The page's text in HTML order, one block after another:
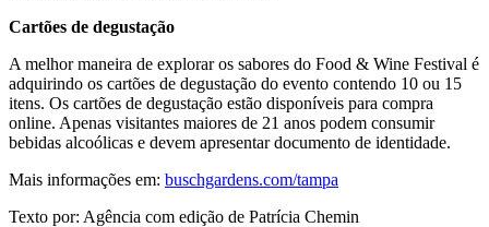
Cartões de degustação
A melhor maneira de explorar os sabores do Food & Wine Festival é
adquirindo os cartões de degustação do evento contendo 10 ou 15
itens. Os cartões de degustação estão disponíveis para compra
online. Apenas visitantes maiores de 21 anos podem consumir
bebidas alcoólicas e devem apresentar documento de identidade.
Mais informações em: buschgardens.com/tampa
Texto por: Agência com edição de Patrícia Chemin